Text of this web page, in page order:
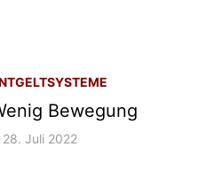
Bewegung
28. Juli 2022